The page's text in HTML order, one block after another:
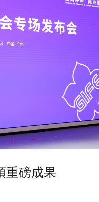
重磅成果